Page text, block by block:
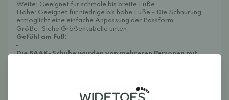
Weite: Geeignet für schmale bis breite Füße.
Höhe: Geeignet für niedrige bis hohe Füße - Die Schnürung
ermöglicht eine einfache Anpassung der Passform.
Größe: Siehe Größentabelle unten.
Gefühl am Fuß:
Die BAAK-Schuhe wurden von mehreren Personen mit
locker zu sitzen. Julia hat schmale und flache Füße und fand
die Schuhe sehr passend. Heidi, die hohe und breite Füße hat,